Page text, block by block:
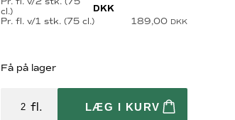
Bæredygtig vin
Store flasker
Vin i trækasser
Fine Wine
Pr. fl. v/1 stk. (75 cl.) 189,00 DKK
cl.)
DKK
Få på lager
fl. LÆG I KURV